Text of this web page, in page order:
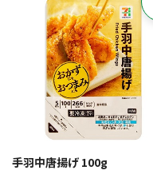
手羽中唐揚げ 100g